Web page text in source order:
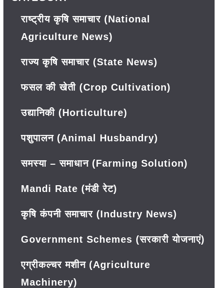
राष्ट्रीय कृषि समाचार (National
Agriculture News)
राज्य कृषि समाचार (State News)
फसल की खेती (Crop Cultivation)
उद्यानिकी (Horticulture)
पशुपालन (Animal Husbandry)
समस्या – समाधान (Farming Solution)
Mandi Rate (मंडी रेट)
कृषि कंपनी समाचार (Industry News)
Government Schemes (सरकारी योजनाएं)
एग्रीकल्चर मशीन (Agriculture
Machinery)